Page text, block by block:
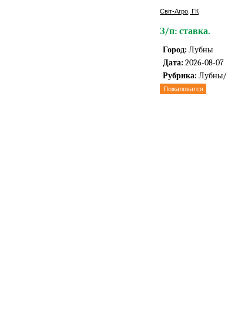
Світ-Агро, ГК
З/п: ставка.
Город: Лубны
Дата: 2026-08-07
Рубрика: Лубны/
Пожаловатся